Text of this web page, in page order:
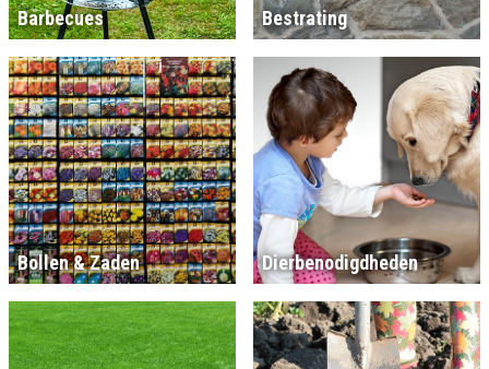
Barbecues Bestrating
Bollen & Zaden Dierbenodigdheden